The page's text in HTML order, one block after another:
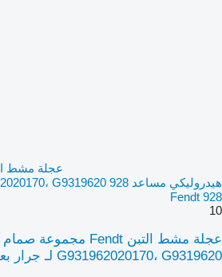
Fendt 928
10
G931962020170، G9319620 لـ جرار بعجلات Fendt 928